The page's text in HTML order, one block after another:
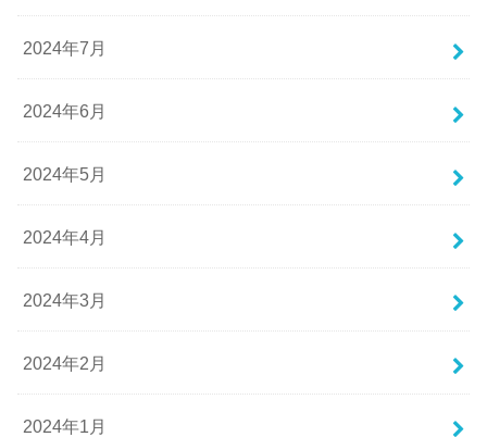
2024年7月
2024年6月
2024年5月
2024年4月
2024年3月
2024年2月
2024年1月